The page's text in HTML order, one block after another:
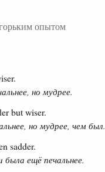
опытом
но мудрее.
but wiser.
но мудрее, чем был.
sadder.
была ещё печальнее.